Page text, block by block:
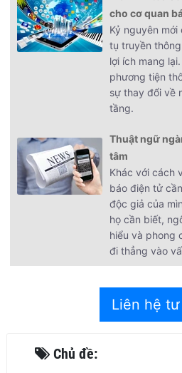
cho cơ quan
Kỷ nguyên
tụ truyền
lợi ích mang
phương tiện
sự thay đổi về
tầng.
Thuật ngữ
tâm
Khác với cách
báo điện tử
độc giả của
họ cần biết,
hiểu và phong
đi thẳng vào
Liên hệ tư
Chủ đề: